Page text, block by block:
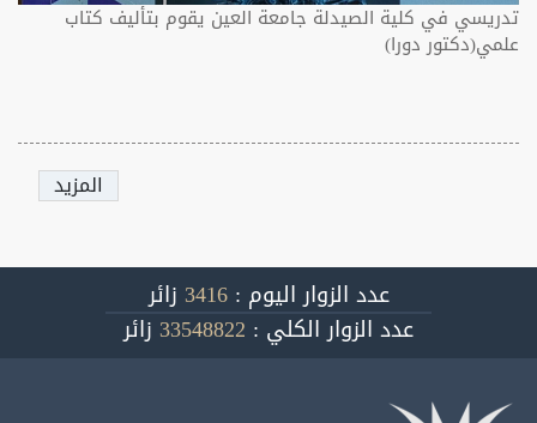
تدريسي في كلية الصيدلة جامعة العين يقوم بتأليف كتاب
علمي(دكتور دورا)
المزيد
عدد الزوار اليوم :3416 زائر
عدد الزوار الكلي : 33548822 زائر